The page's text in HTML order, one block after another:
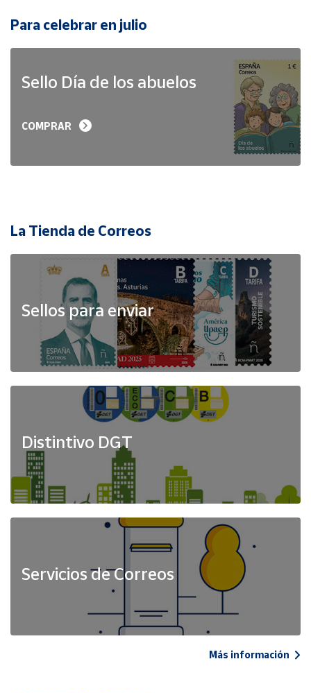
Para celebrar en julio
Sello Día de los abuelos
COMPRAR
La Tienda de Correos
Sellos para enviar
Distintivo DGT
Servicios de Correos
Más información